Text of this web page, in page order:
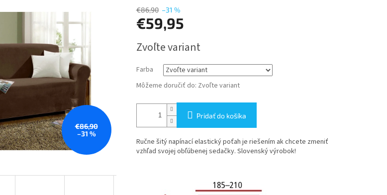
€86,90
–31 %
€86,90 –31 %
€59,95
cena:
Zvoľte variant
Farba
Môžeme doručiť do: Zvoľte variant
Pridať do košíka
Ručne šitý napínací elastický poťah je riešením ak chcete zmeniť
vzhľad svojej obľúbenej sedačky. Slovenský výrobok!